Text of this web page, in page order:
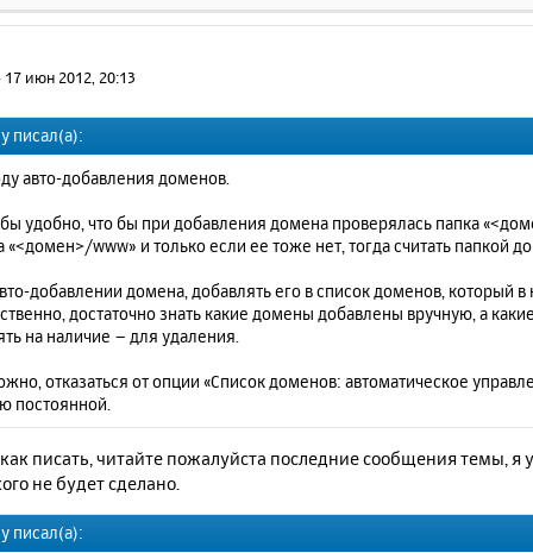
17 июн 2012, 20:13
писал(а):
авто-добавления доменов.
удобно, что бы при добавления домена проверялась папка
«<домен>/www» и только если ее тоже нет, тогда считать папкой
добавлении домена, добавлять его в список доменов, который в
достаточно знать какие домены добавлены вручную, а
на наличие – для удаления.
отказаться от опции «Список доменов: автоматическое
постоянной.
писать, читайте пожалуйста последние сообщения темы, я
не будет сделано.
писал(а):